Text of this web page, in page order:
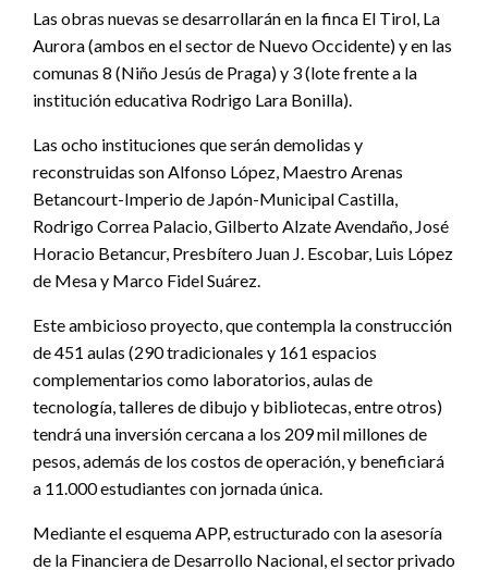
Las obras nuevas se desarrollarán en la finca El Tirol, La
Aurora (ambos en el sector de Nuevo Occidente) y en las
comunas 8 (Niño Jesús de Praga) y 3 (lote frente a la
institución educativa Rodrigo Lara Bonilla).
Las ocho instituciones que serán demolidas y
reconstruidas son Alfonso López, Maestro Arenas
Betancourt-Imperio de Japón-Municipal Castilla,
Rodrigo Correa Palacio, Gilberto Alzate Avendaño, José
Horacio Betancur, Presbítero Juan J. Escobar, Luis López
de Mesa y Marco Fidel Suárez.
Este ambicioso proyecto, que contempla la construcción
de 451 aulas (290 tradicionales y 161 espacios
complementarios como laboratorios, aulas de
tecnología, talleres de dibujo y bibliotecas, entre otros)
tendrá una inversión cercana a los 209 mil millones de
pesos, además de los costos de operación, y beneficiará
a 11.000 estudiantes con jornada única.
Mediante el esquema APP, estructurado con la asesoría
de la Financiera de Desarrollo Nacional, el sector privado